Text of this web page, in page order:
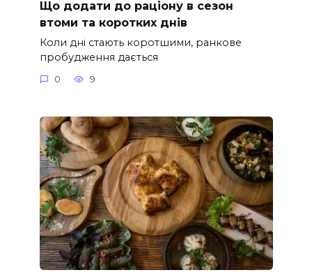
Що додати до раціону в сезон
втоми та коротких днів
Коли дні стають коротшими, ранкове
пробудження дається
0 9